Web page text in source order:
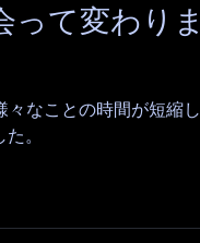
て変わりま
なことの時間が短縮し
。